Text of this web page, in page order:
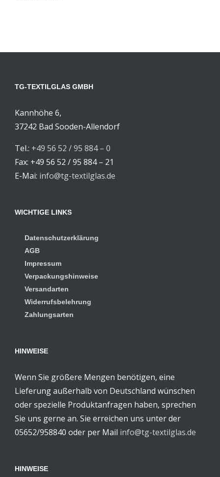
TG-TEXTILGLAS GMBH
Kannhöhe 6,
37242 Bad Sooden-Allendorf
Tel.: +49 56 52 / 95 884 – 0
Fax: +49 56 52 / 95 884 – 21
E-Mai: info@tg-textilglas.de
WICHTIGE LINKS
Datenschutzerklärung
AGB
Impressum
Verpackungshinweise
Versandarten
Widerrufsbelehrung
Zahlungsarten
HINWEISE
Wenn Sie größere Mengen benötigen, eine
Lieferung außerhalb von Deutschland wünschen
oder spezielle Produktanfragen haben, sprechen
Sie uns gerne an. Sie erreichen uns unter der
05652/958840 oder per Mail info@tg-textilglas.de
HINWEISE